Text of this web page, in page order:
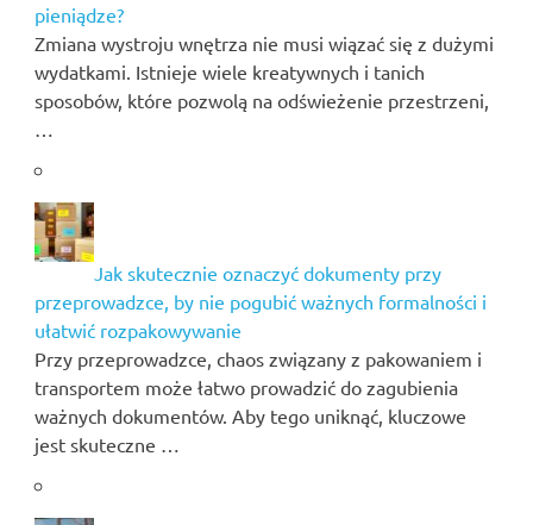
pieniądze?
Zmiana wystroju wnętrza nie musi wiązać się z dużymi
wydatkami. Istnieje wiele kreatywnych i tanich
sposobów, które pozwolą na odświeżenie przestrzeni,
…
Jak skutecznie oznaczyć dokumenty przy
przeprowadzce, by nie pogubić ważnych formalności i
ułatwić rozpakowywanie
Przy przeprowadzce, chaos związany z pakowaniem i
transportem może łatwo prowadzić do zagubienia
ważnych dokumentów. Aby tego uniknąć, kluczowe
jest skuteczne …